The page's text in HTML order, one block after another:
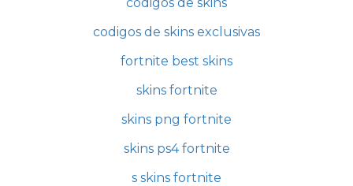
codigos de skins exclusivas
fortnite best skins
skins fortnite
skins png fortnite
skins ps4 fortnite
s skins fortnite